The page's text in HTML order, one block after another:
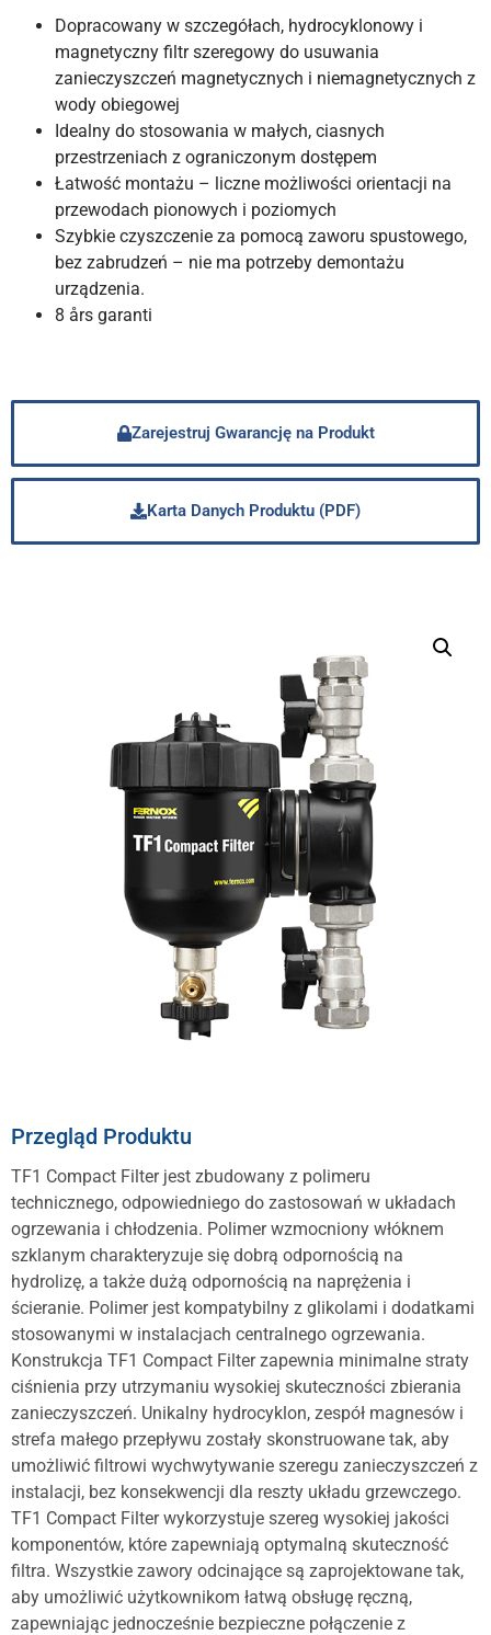
Dopracowany w szczegółach, hydrocyklonowy i
magnetyczny filtr szeregowy do usuwania
zanieczyszczeń magnetycznych i niemagnetycznych z
wody obiegowej
Idealny do stosowania w małych, ciasnych
przestrzeniach z ograniczonym dostępem
Łatwość montażu – liczne możliwości orientacji na
przewodach pionowych i poziomych
Szybkie czyszczenie za pomocą zaworu spustowego,
bez zabrudzeń – nie ma potrzeby demontażu
urządzenia.
8 års garanti
Zarejestruj Gwarancję na Produkt
Karta Danych Produktu (PDF)
Przegląd Produktu
TF1 Compact Filter jest zbudowany z polimeru
technicznego, odpowiedniego do zastosowań w układach
ogrzewania i chłodzenia. Polimer wzmocniony włóknem
szklanym charakteryzuje się dobrą odpornością na
hydrolizę, a także dużą odpornością na naprężenia i
ścieranie. Polimer jest kompatybilny z glikolami i dodatkami
stosowanymi w instalacjach centralnego ogrzewania.
Konstrukcja TF1 Compact Filter zapewnia minimalne straty
ciśnienia przy utrzymaniu wysokiej skuteczności zbierania
zanieczyszczeń. Unikalny hydrocyklon, zespół magnesów i
strefa małego przepływu zostały skonstruowane tak, aby
umożliwić filtrowi wychwytywanie szeregu zanieczyszczeń z
instalacji, bez konsekwencji dla reszty układu grzewczego.
TF1 Compact Filter wykorzystuje szereg wysokiej jakości
komponentów, które zapewniają optymalną skuteczność
filtra. Wszystkie zawory odcinające są zaprojektowane tak,
aby umożliwić użytkownikom łatwą obsługę ręczną,
zapewniając jednocześnie bezpieczne połączenie z